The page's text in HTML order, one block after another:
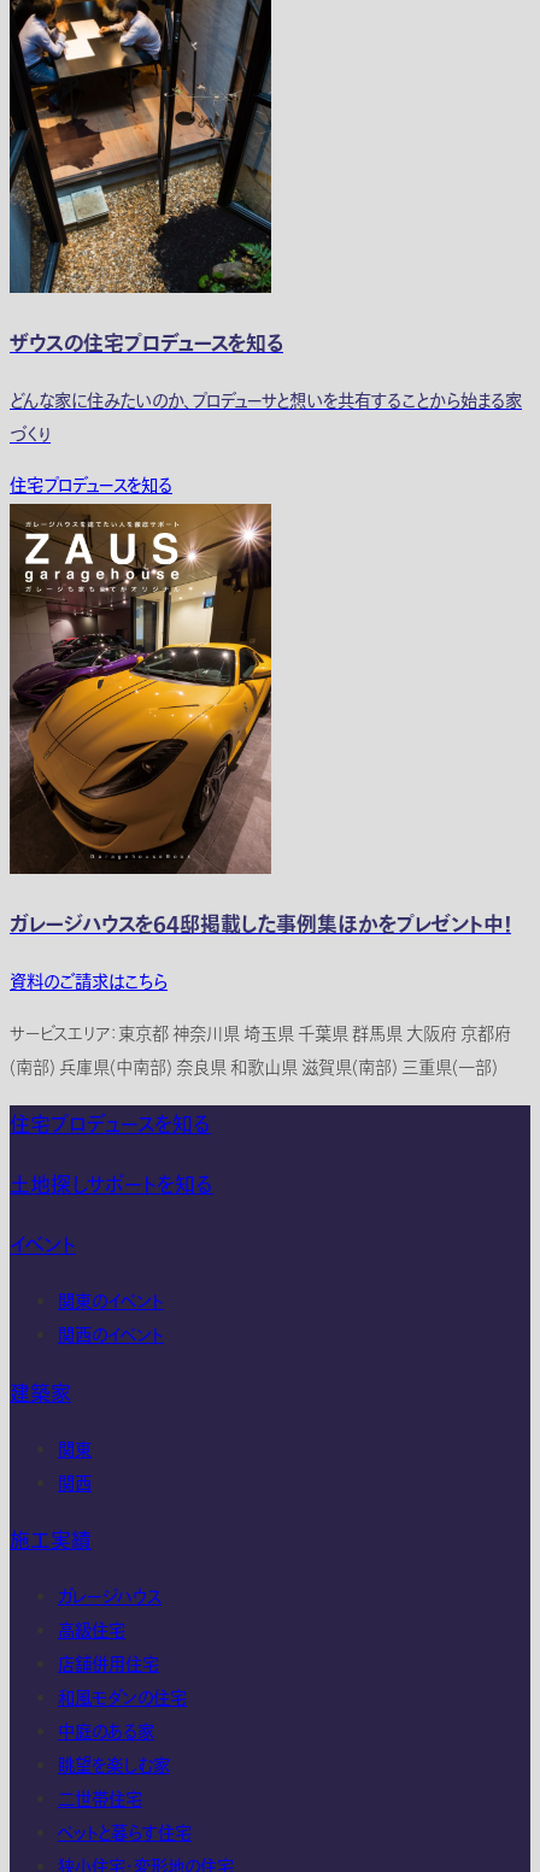
ザウスの住宅プロデュースを知る
どんな家に住みたいのか、プロデューサと想いを共有することから始まる家
づくり
住宅プロデュースを知る
ガレージハウスを64邸掲載した事例集ほかをプレゼント中！
資料のご請求はこちら
サービスエリア：東京都 神奈川県 埼玉県 千葉県 群馬県 大阪府 京都府
(南部) 兵庫県(中南部) 奈良県 和歌山県 滋賀県(南部) 三重県(一部)
住宅プロデュースを知る
土地探しサポートを知る
イベント
関東のイベント
関西のイベント
建築家
関東
関西
施工実績
ガレージハウス
高級住宅
店舗併用住宅
和風モダンの住宅
中庭のある家
眺望を楽しむ家
二世帯住宅
ペットと暮らす住宅